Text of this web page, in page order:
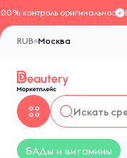
контроль оригинальности
Москва
RUB
БАДы и витамины